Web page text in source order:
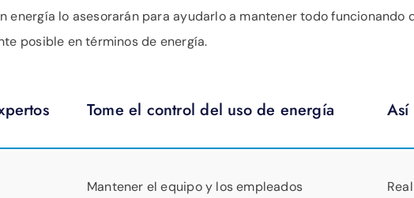
energía lo asesorarán para ayudarlo a mantener todo funcionando
posible en términos de energía.
Tome el control del uso de energía Así
Mantener el equipo y los empleados